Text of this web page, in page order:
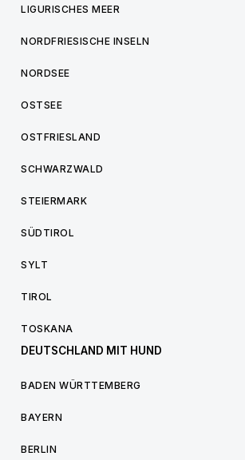
LIGURISCHES MEER
NORDFRIESISCHE INSELN
NORDSEE
OSTSEE
OSTFRIESLAND
SCHWARZWALD
STEIERMARK
SÜDTIROL
SYLT
TIROL
TOSKANA
DEUTSCHLAND MIT HUND
BADEN WÜRTTEMBERG
BAYERN
BERLIN